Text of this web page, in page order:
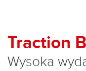
Traction
Wysoka